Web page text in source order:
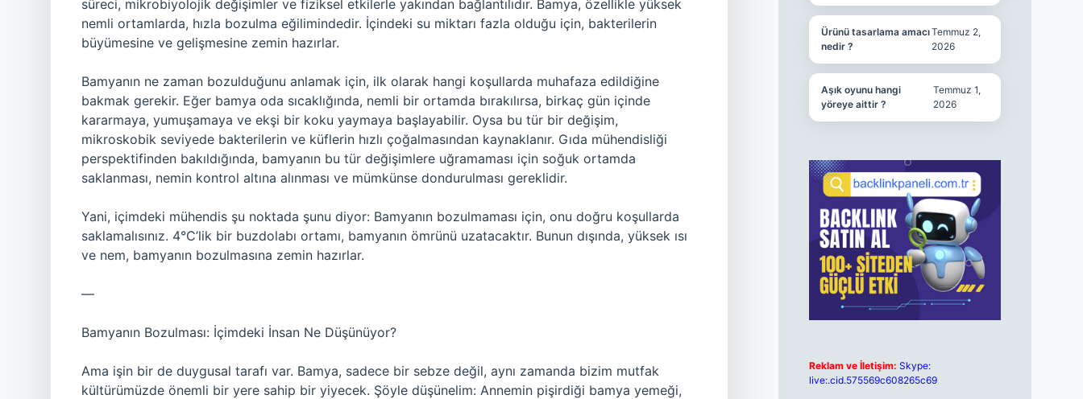
süreci, mikrobiyolojik değişimler ve fiziksel etkilerle yakından bağlantılıdır. Bamya, özellikle yüksek
nemli ortamlarda, hızla bozulma eğilimindedir. İçindeki su miktarı fazla olduğu için, bakterilerin
büyümesine ve gelişmesine zemin hazırlar.
Bamyanın ne zaman bozulduğunu anlamak için, ilk olarak hangi koşullarda muhafaza edildiğine
bakmak gerekir. Eğer bamya oda sıcaklığında, nemli bir ortamda bırakılırsa, birkaç gün içinde
kararmaya, yumuşamaya ve ekşi bir koku yaymaya başlayabilir. Oysa bu tür bir değişim,
mikroskobik seviyede bakterilerin ve küflerin hızlı çoğalmasından kaynaklanır. Gıda mühendisliği
perspektifinden bakıldığında, bamyanın bu tür değişimlere uğramaması için soğuk ortamda
saklanması, nemin kontrol altına alınması ve mümkünse dondurulması gereklidir.
Yani, içimdeki mühendis şu noktada şunu diyor: Bamyanın bozulmaması için, onu doğru koşullarda
saklamalısınız. 4°C’lik bir buzdolabı ortamı, bamyanın ömrünü uzatacaktır. Bunun dışında, yüksek ısı
ve nem, bamyanın bozulmasına zemin hazırlar.
—
Bamyanın Bozulması: İçimdeki İnsan Ne Düşünüyor?
Ama işin bir de duygusal tarafı var. Bamya, sadece bir sebze değil, aynı zamanda bizim mutfak
kültürümüzde önemli bir yere sahip bir yiyecek. Şöyle düşünelim: Annemin pişirdiği bamya yemeği,
Ürünü tasarlama amacı
nedir ?
Temmuz 2,
2026
Aşık oyunu hangi
yöreye aittir ?
Temmuz 1,
2026
Reklam ve İletişim: Skype:
live:.cid.575569c608265c69